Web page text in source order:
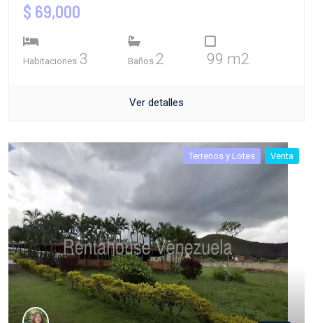
$ 69,000
Habitaciones 3 Baños 2 99 m2
Ver detalles
Terrenos y Lotes Venta